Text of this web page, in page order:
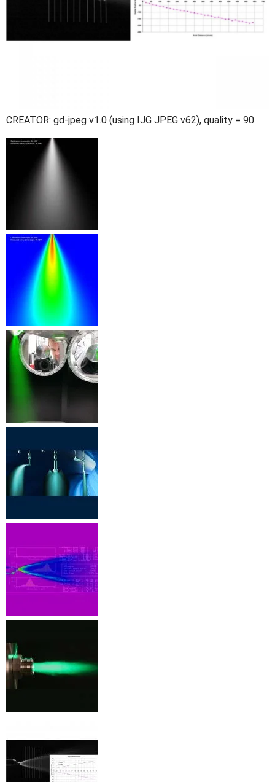
CREATOR: gd-jpeg v1.0 (using IJG JPEG v62), quality = 90